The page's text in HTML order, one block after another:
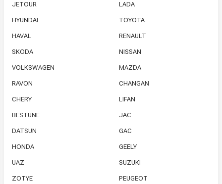
JETOUR LADA
HYUNDAI TOYOTA
HAVAL RENAULT
SKODA NISSAN
VOLKSWAGEN MAZDA
RAVON CHANGAN
CHERY LIFAN
BESTUNE JAC
DATSUN GAC
HONDA GEELY
UAZ SUZUKI
ZOTYE PEUGEOT